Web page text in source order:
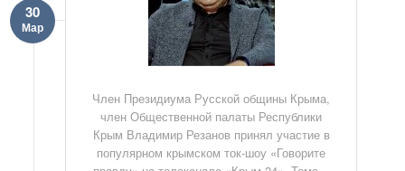
30
Мар
Член Президиума Русской общины Крыма,
член Общественной палаты Республики
Крым Владимир Резанов принял участие в
популярном крымском ток-шоу «Говорите